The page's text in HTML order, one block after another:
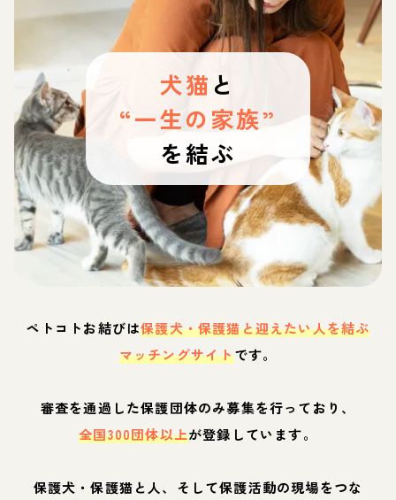
犬猫 と
“一生の家族”
を結ぶ
ペトコトお結びは保護犬・保護猫と迎えたい人を結ぶ
マッチングサイトです。
審査を通過した保護団体のみ募集を行っており、
全国300団体以上が登録しています。
保護犬・保護猫と人、そして保護活動の現場をつな